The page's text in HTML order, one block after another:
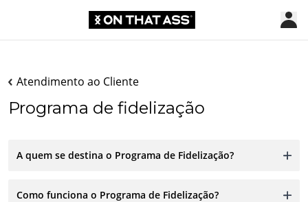
Atendimento ao Cliente
Programa de fidelização
A quem se destina o Programa de Fidelização?
Como funciona o Programa de Fidelização?